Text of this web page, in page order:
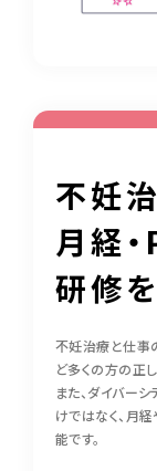
不妊
月経
研修
不妊治療と仕事
ど多くの方の正
また、ダイバー
けではなく、月
能です。